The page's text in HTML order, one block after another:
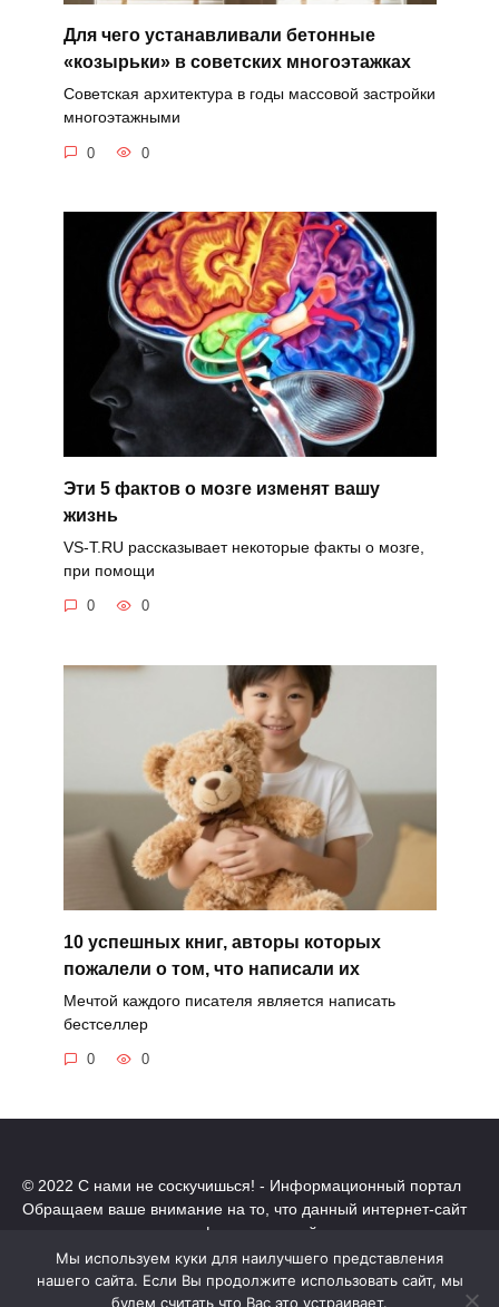
Для чего устанавливали бетонные
«козырьки» в советских многоэтажках
Советская архитектура в годы массовой застройки
многоэтажными
0 0
Эти 5 фактов о мозге изменят вашу
жизнь
VS-T.RU рассказывает некоторые факты о мозге,
при помощи
0 0
10 успешных книг, авторы которых
пожалели о том, что написали их
Мечтой каждого писателя является написать
бестселлер
0 0
© 2022 С нами не соскучишься! - Информационный портал
Обращаем ваше внимание на то, что данный интернет-сайт
носит исключительно информационный характер.
Все торговые марки принадлежат их владельцам. Все права
защищены.
Политика конфиденциальности
Мы используем куки для наилучшего представления
нашего сайта. Если Вы продолжите использовать сайт, мы
будем считать что Вас это устраивает.